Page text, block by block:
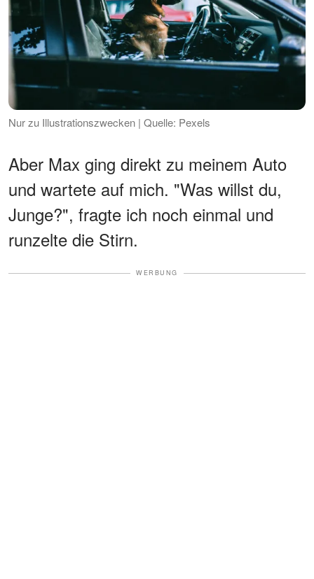
Nur zu Illustrationszwecken | Quelle: Pexels
Aber Max ging direkt zu meinem Auto
und wartete auf mich. "Was willst du,
Junge?", fragte ich noch einmal und
runzelte die Stirn.
WERBUNG